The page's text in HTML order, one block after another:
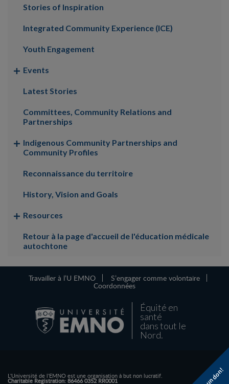
Stories of Inspiration
Integrated Community Experience (ICE)
Youth Engagement
Events
Latest Stories
Committees, Community Relations and
Partnerships
Indigenous Community Partnerships and
Community Profiles
Reconnaissance du territoire
History, Vision and Goals
Resources
Retour à la page d'accueil de l'éducation médicale
autochtone
Travailler à l’U EMNO S’engager comme volontaire
Coordonnées
Équité en
santé
dans tout le
Nord.
L'Université de l'EMNO est une organisation à but non lucratif.
Charitable Registration: 86466 0352 RR0001